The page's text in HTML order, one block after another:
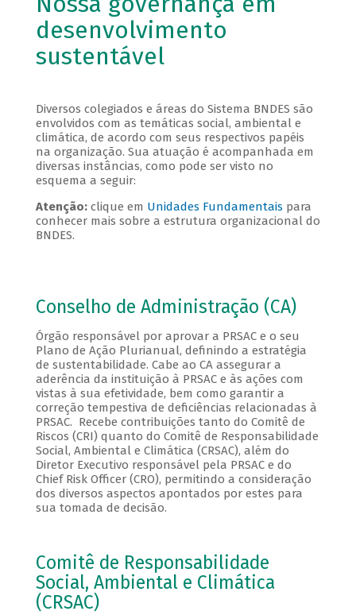
desenvolvimento
sustentável
Diversos colegiados e áreas do Sistema BNDES são
envolvidos com as temáticas social, ambiental e
climática, de acordo com seus respectivos papéis
na organização. Sua atuação é acompanhada em
diversas instâncias, como pode ser visto no
esquema a seguir:
Atenção:clique em Unidades Fundamentais para
conhecer mais sobre a estrutura organizacional do
BNDES.
Conselho de Administração (CA)
Órgão responsável por aprovar a PRSAC e o seu
Plano de Ação Plurianual, definindo a estratégia
de sustentabilidade. Cabe ao CA assegurar a
aderência da instituição à PRSAC e às ações com
vistas à sua efetividade, bem como garantir a
correção tempestiva de deficiências relacionadas à
PRSAC. Recebe contribuições tanto do Comitê de
Riscos (CRI) quanto do Comitê de Responsabilidade
Social, Ambiental e Climática (CRSAC), além do
Diretor Executivo responsável pela PRSAC e do
Chief Risk Officer (CRO), permitindo a consideração
dos diversos aspectos apontados por estes para
sua tomada de decisão.
Comitê de Responsabilidade
Social, Ambiental e Climática
(CRSAC)